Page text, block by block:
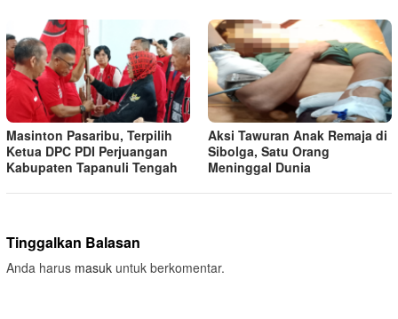
Masinton Pasaribu, Terpilih
Ketua DPC PDI Perjuangan
Kabupaten Tapanuli Tengah
Aksi Tawuran Anak Remaja di
Sibolga, Satu Orang
Meninggal Dunia
Tinggalkan Balasan
Anda harus masuk untuk berkomentar.